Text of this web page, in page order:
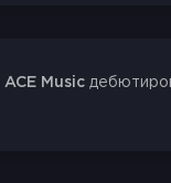
ACE Music